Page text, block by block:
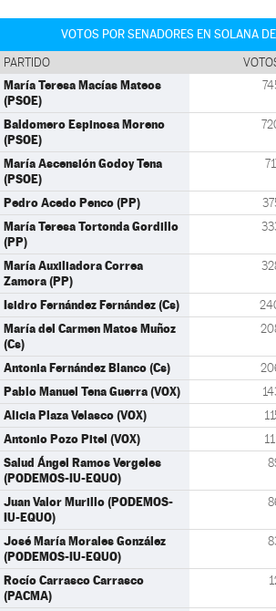
VOTOS POR SENADORES EN SOLANA
PARTIDO
María Teresa Macías Mateos
(PSOE)
Baldomero Espinosa Moreno
(PSOE)
María Ascensión Godoy Tena
(PSOE)
Pedro Acedo Penco (PP)
María Teresa Tortonda Gordillo
(PP)
María Auxiliadora Correa
Zamora (PP)
Isidro Fernández Fernández (Cs)
María del Carmen Matos Muñoz
(Cs)
Antonia Fernández Blanco (Cs)
Pablo Manuel Tena Guerra (VOX)
Alicia Plaza Velasco (VOX)
Antonio Pozo Pitel (VOX)
Salud Ángel Ramos Vergeles
(PODEMOS-IU-EQUO)
Juan Valor Murillo (PODEMOS-
IU-EQUO)
José María Morales González
(PODEMOS-IU-EQUO)
Rocío Carrasco Carrasco
(PACMA)